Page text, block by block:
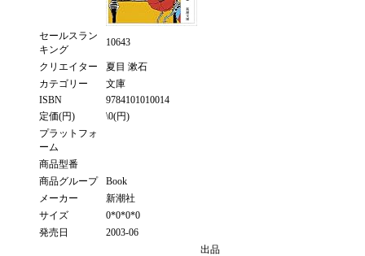
セールスラン
キング
10643
クリエイター
夏目 漱石
カテゴリー
文庫
ISBN
9784101010014
定価(円)
\0(円)
プラットフォ
ーム
商品型番
商品グループ
Book
メーカー
新潮社
サイズ
0*0*0*0
発売日
2003-06
出品